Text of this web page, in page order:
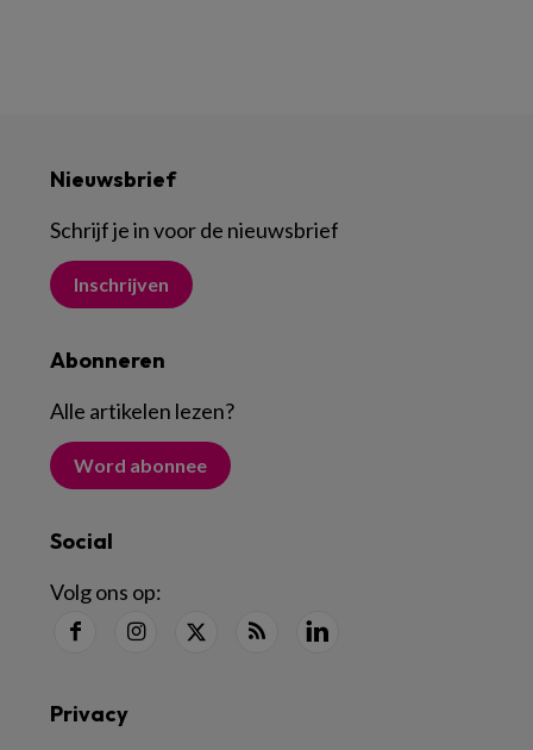
Nieuwsbrief
Schrijf je in voor de nieuwsbrief
Inschrijven
Abonneren
Alle artikelen lezen?
Word abonnee
Social
Volg ons op:
Privacy